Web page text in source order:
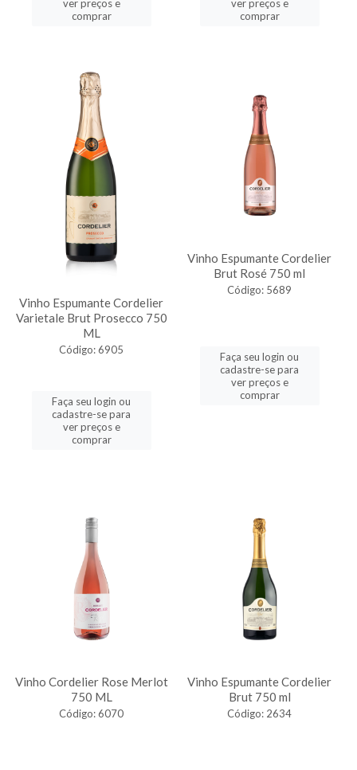
ver preços e
comprar
ver preços e
comprar
Vinho Espumante Cordelier
Varietale Brut Prosecco 750
ML
Código: 6905
Faça seu login ou
cadastre-se para
ver preços e
comprar
Vinho Espumante Cordelier
Brut Rosé 750 ml
Código: 5689
Faça seu login ou
cadastre-se para
ver preços e
comprar
Vinho Cordelier Rose Merlot
750 ML
Código: 6070
Vinho Espumante Cordelier
Brut 750 ml
Código: 2634